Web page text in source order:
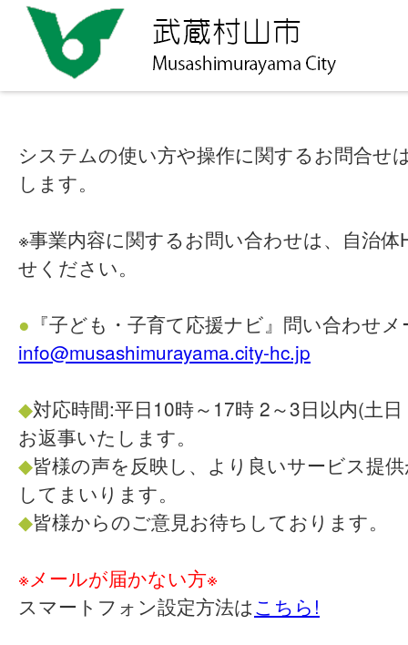
システムの使い方や操作に関するお問合せ
します。
※事業内容に関するお問い合わせは、自治
せください。
● 『子ども・子育て応援ナビ』問い合わせ
info@musashimurayama.city-hc.jp
◆対応時間:平日10時～17時 2～3日以内(土
お返事いたします。
◆皆様の声を反映し、より良いサービス提
してまいります。
◆皆様からのご意見お待ちしております。
※メールが届かない方※
スマートフォン設定方法はこちら!